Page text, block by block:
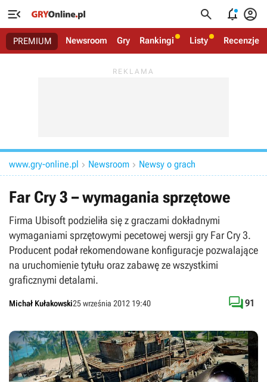
   
PREMIUM Newsroom Gry Rankingi Listy Recenzje
www.gry-online.pl  Newsroom  Newsy o grach
Far Cry 3 – wymagania sprzętowe
Firma Ubisoft podzieliła się z graczami dokładnymi
wymaganiami sprzętowymi pecetowej wersji gry Far Cry 3.
Producent podał rekomendowane konfiguracje pozwalające
na uruchomienie tytułu oraz zabawę ze wszystkimi
graficznymi detalami.
Michał Kułakowski25 września 2012 19:40 91